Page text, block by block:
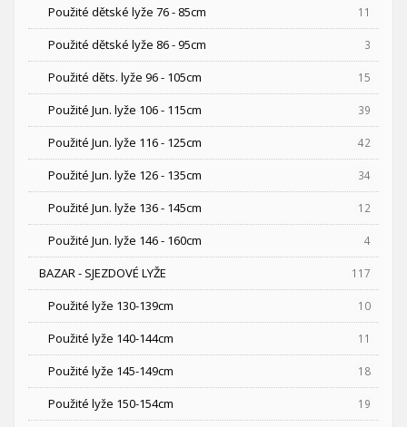
Použité dětské lyže 76 - 85cm 11
Použité dětské lyže 86 - 95cm 3
Použité děts. lyže 96 - 105cm 15
Použité Jun. lyže 106 - 115cm 39
Použité Jun. lyže 116 - 125cm 42
Použité Jun. lyže 126 - 135cm 34
Použité Jun. lyže 136 - 145cm 12
Použité Jun. lyže 146 - 160cm 4
BAZAR - SJEZDOVÉ LYŽE 117
Použité lyže 130-139cm 10
Použité lyže 140-144cm 11
Použité lyže 145-149cm 18
Použité lyže 150-154cm 19